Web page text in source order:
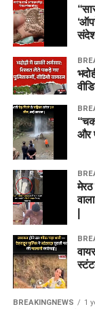
और
BREAKINGNEWS 1